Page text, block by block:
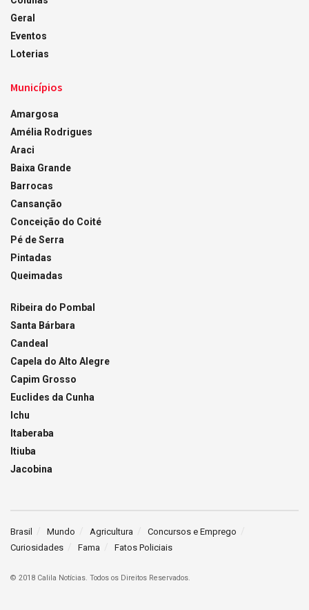
Geral
Eventos
Loterias
Municípios
Amargosa
Amélia Rodrigues
Araci
Baixa Grande
Barrocas
Cansanção
Conceição do Coité
Pé de Serra
Pintadas
Queimadas
Ribeira do Pombal
Santa Bárbara
Candeal
Capela do Alto Alegre
Capim Grosso
Euclides da Cunha
Ichu
Itaberaba
Itiuba
Jacobina
Brasil Mundo Agricultura
Concursos e Emprego
Curiosidades
Fama Fatos Policiais
© 2018 Calila Notícias. Todos os Direitos Reservados.